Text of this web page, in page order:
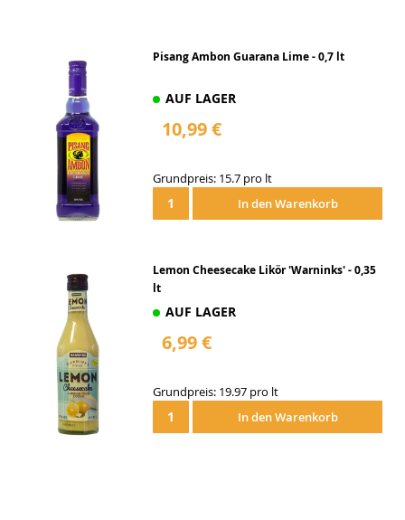
Pisang Ambon Guarana Lime - 0,7 lt
AUF LAGER
10,99 €
Grundpreis: 15.7 pro lt
In den Warenkorb
Lemon Cheesecake Likör 'Warninks' - 0,35
lt
AUF LAGER
6,99 €
Grundpreis: 19.97 pro lt
In den Warenkorb